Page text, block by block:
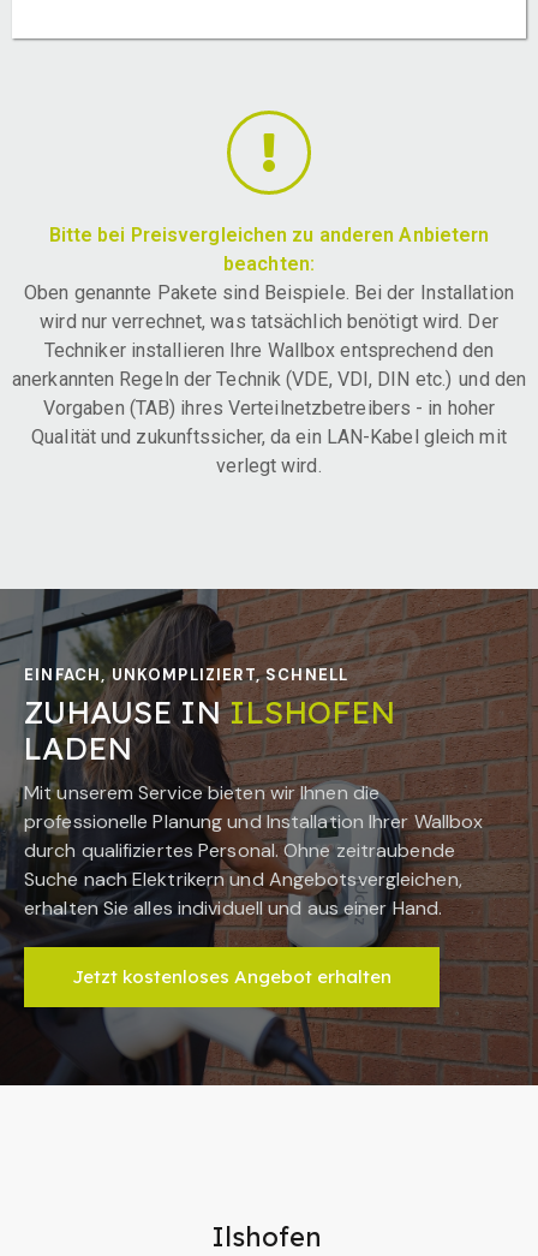
Bitte bei Preisvergleichen zu anderen Anbietern
beachten:
Oben genannte Pakete sind Beispiele. Bei der Installation
wird nur verrechnet, was tatsächlich benötigt wird. Der
Techniker installieren Ihre Wallbox entsprechend den
anerkannten Regeln der Technik (VDE, VDI, DIN etc.) und den
Vorgaben (TAB) ihres Verteilnetzbetreibers - in hoher
Qualität und zukunftssicher, da ein LAN-Kabel gleich mit
verlegt wird.
EINFACH, UNKOMPLIZIERT, SCHNELL
ZUHAUSE INILSHOFEN
LADEN
Mit unserem Service bieten wir Ihnen die
professionelle Planung und Installation Ihrer Wallbox
durch qualifiziertes Personal. Ohne zeitraubende
Suche nach Elektrikern und Angebotsvergleichen,
erhalten Sie alles individuell und aus einer Hand.
Jetzt kostenloses Angebot erhalten
Ilshofen